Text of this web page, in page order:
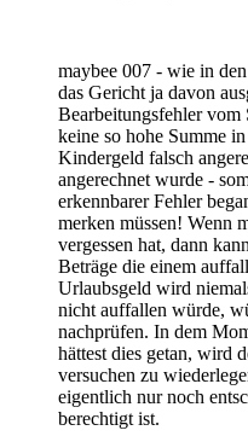
maybee 007 - wie in
das Gericht ja davon
Bearbeitungsfehler
keine so hohe Summe
Kindergeld falsch
angerechnet wurde -
erkennbarer Fehler
merken müssen! Wenn
vergessen hat, dann
Beträge die einem
Urlaubsgeld wird
nicht auffallen würde,
nachprüfen. In dem
hättest dies getan, wird
versuchen zu
eigentlich nur noch
berechtigt ist.